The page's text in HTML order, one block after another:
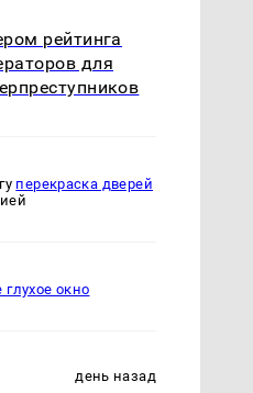
рейтинга
для
перекраска дверей
окно
день назад